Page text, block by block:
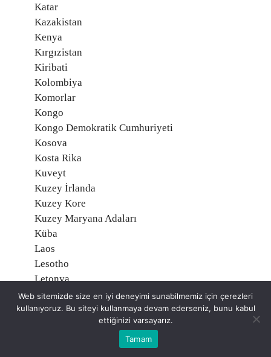
Katar
Kazakistan
Kenya
Kırgızistan
Kiribati
Kolombiya
Komorlar
Kongo
Kongo Demokratik Cumhuriyeti
Kosova
Kosta Rika
Kuveyt
Kuzey İrlanda
Kuzey Kore
Kuzey Maryana Adaları
Küba
Laos
Lesotho
Letonya
Liberya
Libya
Web sitemizde size en iyi deneyimi sunabilmemiz için çerezleri
kullanıyoruz. Bu siteyi kullanmaya devam ederseniz, bunu kabul
ettiğinizi varsayarız.
Tamam